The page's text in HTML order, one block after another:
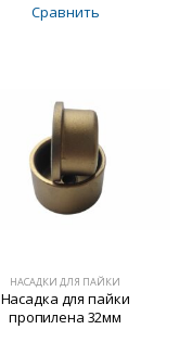
Сравнить
НАСАДКИ ДЛЯ ПАЙКИ
Насадка для пайки
пропилена 32мм